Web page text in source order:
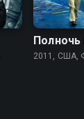
2011, США,